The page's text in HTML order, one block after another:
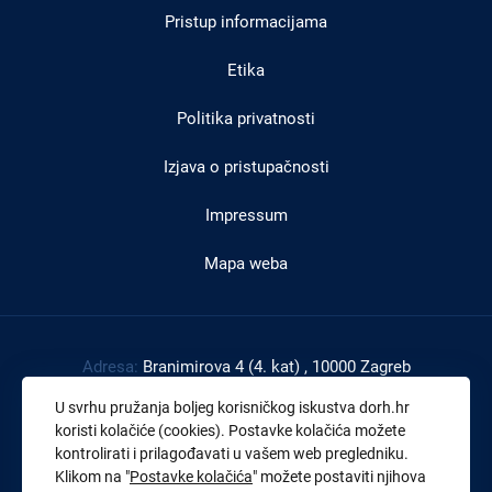
Pristup informacijama
Etika
Politika privatnosti
Izjava o pristupačnosti
Impressum
Mapa weba
Adresa: Branimirova 4 (4. kat) , 10000 Zagreb
Tel: +385 1 4591 888
Faks:+385 1 4591 816
OIB:43539267895
U svrhu pružanja boljeg korisničkog iskustva dorh.hr
koristi kolačiće (cookies). Postavke kolačića možete
kontrolirati i prilagođavati u vašem web pregledniku.
Klikom na "Postavke kolačića" možete postaviti njihova